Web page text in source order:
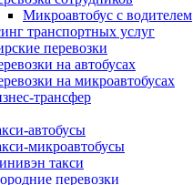
Микроавтобус с водителем
транспортных услуг
перевозки
на автобусах
на микроавтобусах
трансфер
автобусы
микроавтобусы
такси
перевозки